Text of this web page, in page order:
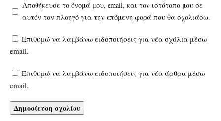
Αποθήκευσε το όνομά μου, email, και τον ιστότοπο μου σε
αυτόν τον πλοηγό για την επόμενη φορά που θα σχολιάσω.
Επιθυμώ να λαμβάνω ειδοποιήσεις για νέα σχόλια μέσω
email.
Επιθυμώ να λαμβάνω ειδοποιήσεις για νέα άρθρα μέσω
email.